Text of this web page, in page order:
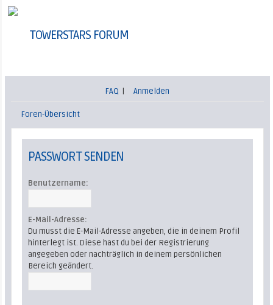
TOWERSTARS FORUM
FAQ Anmelden
Foren-Übersicht
PASSWORT SENDEN
Benutzername:
E-Mail-Adresse:
Du musst die E-Mail-Adresse angeben, die in deinem Profil
hinterlegt ist. Diese hast du bei der Registrierung
angegeben oder nachträglich in deinem persönlichen
Bereich geändert.